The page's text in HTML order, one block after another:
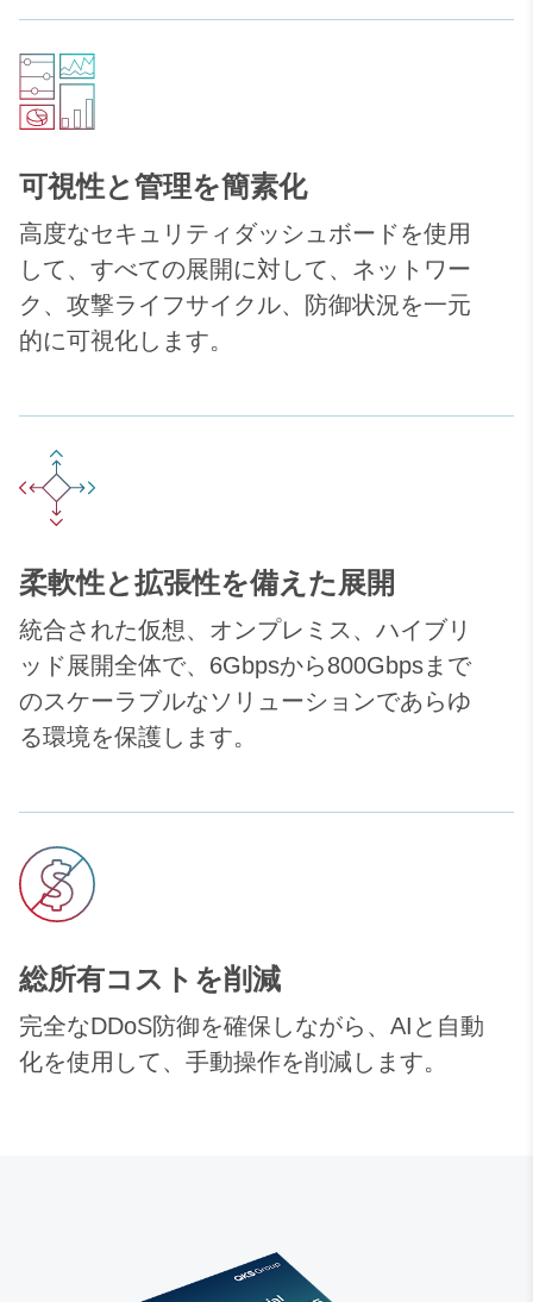
可視性と管理を簡素化
高度なセキュリティダッシュボードを使用
して、すべての展開に対して、ネットワー
ク、攻撃ライフサイクル、防御状況を一元
的に可視化します。
柔軟性と拡張性を備えた展開
統合された仮想、オンプレミス、ハイブリ
ッド展開全体で、6Gbpsから800Gbpsまで
のスケーラブルなソリューションであらゆ
る環境を保護します。
総所有コストを削減
完全なDDoS防御を確保しながら、AIと自動
化を使用して、手動操作を削減します。